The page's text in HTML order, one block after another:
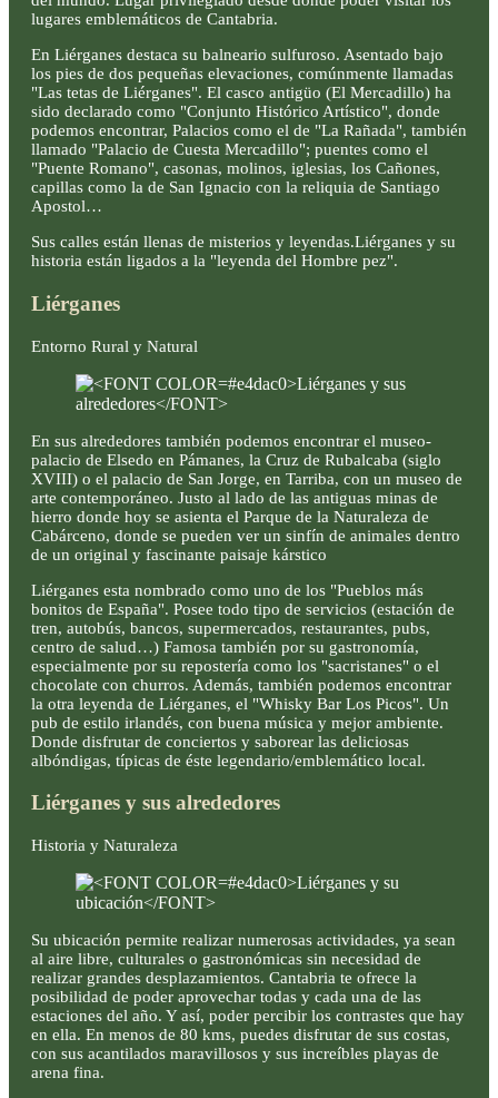
lugares emblemáticos de Cantabria.
En Liérganes destaca su balneario sulfuroso. Asentado bajo
los pies de dos pequeñas elevaciones, comúnmente llamadas
"Las tetas de Liérganes". El casco antigüo (El Mercadillo) ha
sido declarado como "Conjunto Histórico Artístico", donde
podemos encontrar, Palacios como el de "La Rañada", también
llamado "Palacio de Cuesta Mercadillo"; puentes como el
"Puente Romano", casonas, molinos, iglesias, los Cañones,
capillas como la de San Ignacio con la reliquia de Santiago
Apostol…
Sus calles están llenas de misterios y leyendas.Liérganes y su
historia están ligados a la "leyenda del Hombre pez".
Liérganes
Entorno Rural y Natural
En sus alrededores también podemos encontrar el museo-
palacio de Elsedo en Pámanes, la Cruz de Rubalcaba (siglo
XVIII) o el palacio de San Jorge, en Tarriba, con un museo de
arte contemporáneo. Justo al lado de las antiguas minas de
hierro donde hoy se asienta el Parque de la Naturaleza de
Cabárceno, donde se pueden ver un sinfín de animales dentro
de un original y fascinante paisaje kárstico
Liérganes esta nombrado como uno de los "Pueblos más
bonitos de España". Posee todo tipo de servicios (estación de
tren, autobús, bancos, supermercados, restaurantes, pubs,
centro de salud…) Famosa también por su gastronomía,
especialmente por su repostería como los "sacristanes" o el
chocolate con churros. Además, también podemos encontrar
la otra leyenda de Liérganes, el "Whisky Bar Los Picos". Un
pub de estilo irlandés, con buena música y mejor ambiente.
Donde disfrutar de conciertos y saborear las deliciosas
albóndigas, típicas de éste legendario/emblemático local.
Liérganes y sus alrededores
Historia y Naturaleza
Su ubicación permite realizar numerosas actividades, ya sean
al aire libre, culturales o gastronómicas sin necesidad de
realizar grandes desplazamientos. Cantabria te ofrece la
posibilidad de poder aprovechar todas y cada una de las
estaciones del año. Y así, poder percibir los contrastes que hay
en ella. En menos de 80 kms, puedes disfrutar de sus costas,
con sus acantilados maravillosos y sus increíbles playas de
arena fina.